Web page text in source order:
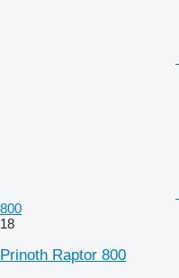
800
18
Prinoth Raptor 800